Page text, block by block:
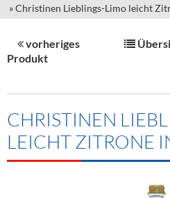
Jobs
Unser Liefergebiet
Unser Team
Kontakt
AKTUELLES
Angebote Gastronomie &
Gastronomie
Großhandel
Innovation - Die Neue Art
"DroughtMaster"
Neuigkeiten
Termine
MARKEN & PRODUKTE
Weine & Schaumwein
Sirup
Spirituosen
Bier
Kommisionskauf &
Fremddienstleistungen
»Christinen Lieblings-Limo leicht
vorheriges
Produkt
CHRISTINEN
LEICHT ZITRONE